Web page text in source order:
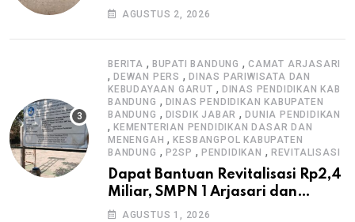
Pengawasan K3
AGUSTUS 2, 2026
BERITA , BUPATI BANDUNG ,CAMAT ARJASARI
, DEWAN PERS , DINAS PARIWISATA DAN
KEBUDAYAAN GARUT , DINAS PENDIDIKAN KAB
BANDUNG , DINAS PENDIDIKAN KABUPATEN
BANDUNG , DISDIK JABAR ,DUNIA PENDIDIKAN
, KEMENTERIAN PENDIDIKAN DASAR DAN
MENENGAH ,KESBANGPOL KABUPATEN
BANDUNG , P2SP , PENDIDIKAN , REVITALISASI
Dapat Bantuan Revitalisasi Rp2,4
Miliar, SMPN 1 Arjasari dan
Masyarakat Sambut Antusias
AGUSTUS 1, 2026